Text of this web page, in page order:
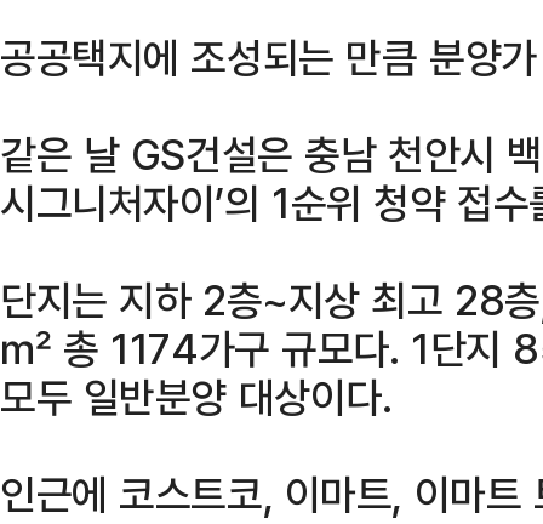
공공택지에 조성되는 만큼 분양
같은 날 GS건설은 충남 천안시
시그니처자이’의 1순위 청약 접
단지는 지하 2층~지상 최고 28
㎡ 총 1174가구 규모다. 1단지
모두 일반분양 대상이다.
인근에 코스트코, 이마트, 이마